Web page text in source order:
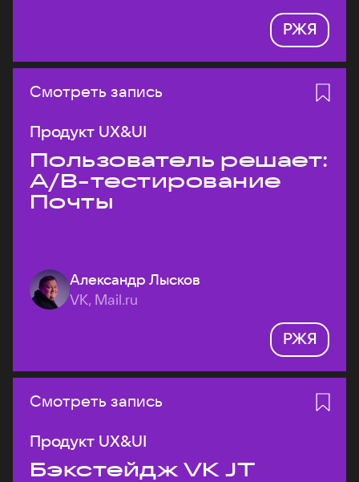
РЖЯ
Смотреть запись
Продукт UX&UI
Пользователь решает:
A/B-тестирование
Почты
Александр Лысков
VK, Mail.ru
РЖЯ
Смотреть запись
Продукт UX&UI
Бэкстейдж VK JT